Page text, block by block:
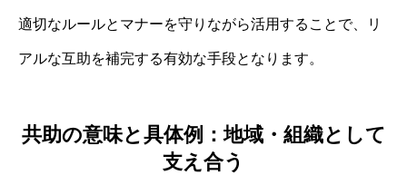
適切なルールとマナーを守りながら活用することで、リ
アルな互助を補完する有効な手段となります。
共助の意味と具体例：地域・組織として
支え合う